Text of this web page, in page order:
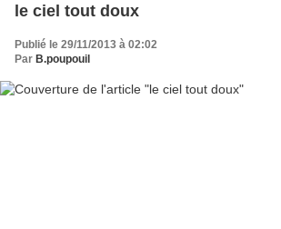
le ciel tout doux
Publié le 29/11/2013 à 02:02
Par B.poupouil